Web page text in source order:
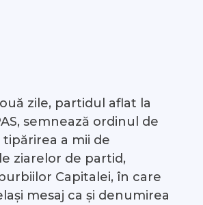
zile, partidul aflat la
semnează ordinul de
a mii de
ziarelor de partid,
Capitalei, în care
mesaj ca și denumirea